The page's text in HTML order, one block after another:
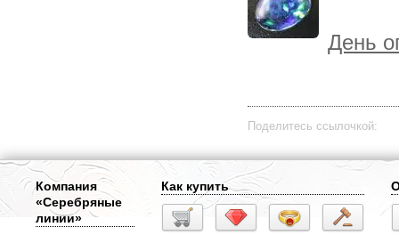
День
Поделитесь ссылочкой:
Компания
«Серебряные
линии»
Как купить